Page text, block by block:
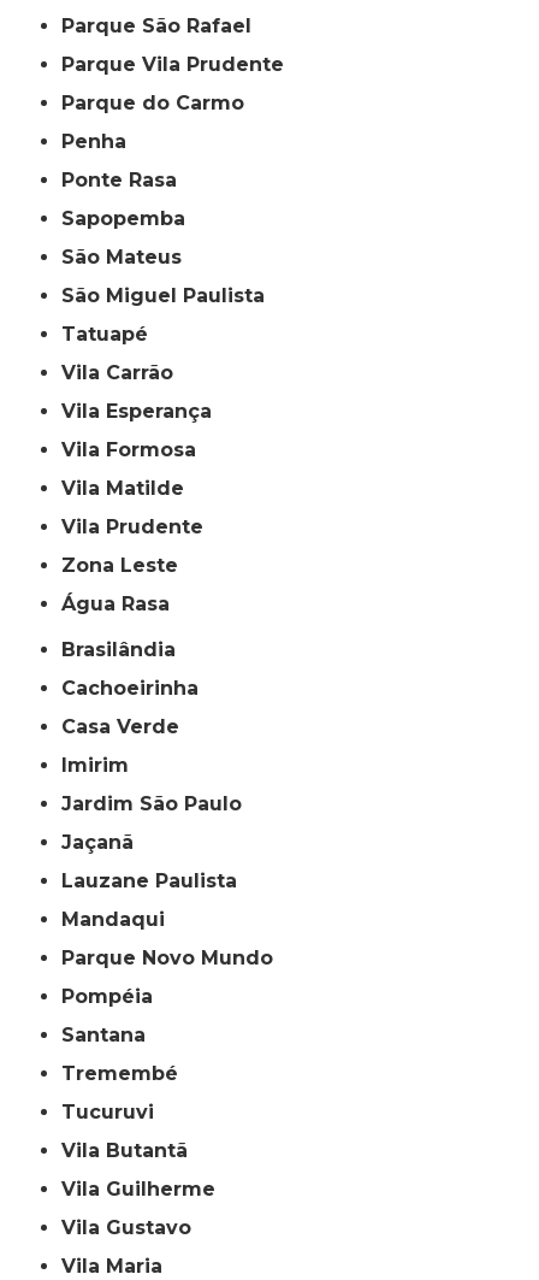
Parque São Rafael
Parque Vila Prudente
Parque do Carmo
Penha
Ponte Rasa
Sapopemba
São Mateus
São Miguel Paulista
Tatuapé
Vila Carrão
Vila Esperança
Vila Formosa
Vila Matilde
Vila Prudente
Zona Leste
Água Rasa
Brasilândia
Cachoeirinha
Casa Verde
Imirim
Jardim São Paulo
Jaçanã
Lauzane Paulista
Mandaqui
Parque Novo Mundo
Pompéia
Santana
Tremembé
Tucuruvi
Vila Butantã
Vila Guilherme
Vila Gustavo
Vila Maria